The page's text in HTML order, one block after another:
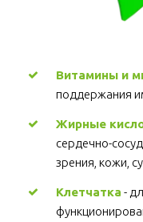
Витамины и
поддержания
Жирные
сердечно-
зрения, кожи,
Клетчатка -